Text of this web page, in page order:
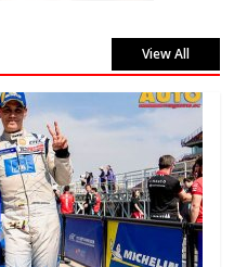
View All